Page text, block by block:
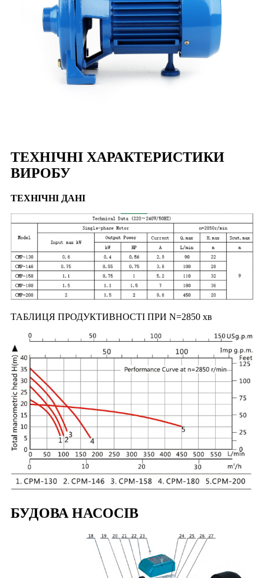
ТЕХНІЧНІ ХАРАКТЕРИСТИКИ
ВИРОБУ
ТЕХНІЧНІ ДАНІ
ТАБЛИЦЯ ПРОДУКТИВНОСТІ ПРИ N=2850 хв
БУДОВА НАСОСІВ